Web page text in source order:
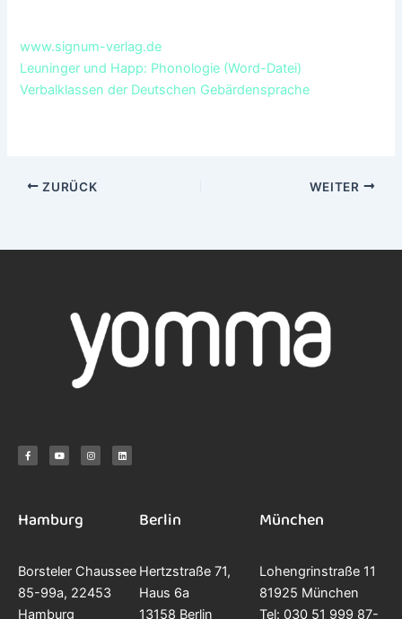
www.signum-verlag.de
Leuninger und Happ: Phonologie (Word-Datei)
Verbalklassen der Deutschen Gebärdensprache
ZURÜCK WEITER
c
e
b
u
t
u
s
t
a
n
k
e
Hamburg
Borsteler Chaussee
85-99a, 22453
Hamburg
Berlin
Hertzstraße 71,
Haus 6a
13158 Berlin
München
Lohengrinstraße 11
81925 München
Tel: 030 51 999 87-